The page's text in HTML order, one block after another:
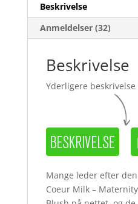
Beskrivelse
Anmeldelser (32)
Beskrivelse
Yderligere
Mange leder efter
Coeur Milk –